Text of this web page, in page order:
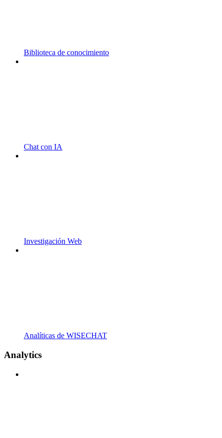
Biblioteca de conocimiento
Chat con IA
Investigación Web
Analíticas de WISECHAT
Analytics